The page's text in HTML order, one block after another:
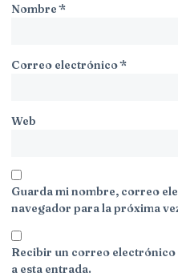
Nombre*
Correo electrónico*
Web
Guarda mi nombre, correo
navegador para la próxima
Recibir un correo
a esta entrada.